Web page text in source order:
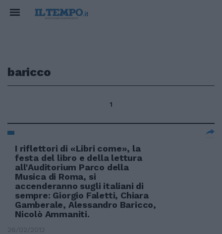
baricco
1
I riflettori di «Libri come», la
festa del libro e della lettura
all'Auditorium Parco della
Musica di Roma, si
accenderanno sugli italiani di
sempre: Giorgio Faletti, Chiara
Gamberale, Alessandro Baricco,
Nicolò Ammaniti.
26/02/2012